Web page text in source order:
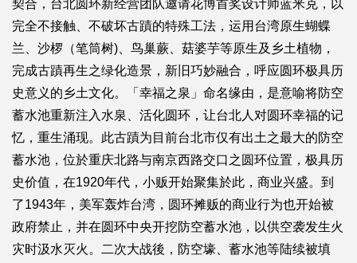
契合，台北圆环新经营团队邀请花博首奖设计师蓝米克，以
完全不接触、不破坏古蹟的特殊工法，运用台湾原生蝴蝶
兰、沙椤（笔筒树)、鸟巢蕨、菇婆芋等原生及乡土植物，
完成古蹟再生之绿化造景，新旧巧妙融合，呼应圆环极具历
史意义的乡土文化。「幸福之泉」命名缘由，是意喻将防空
蓄水池重新注入水泉、活化圆环，让台北人对圆环幸福的记
忆，重生涌现。此古蹟为目前台北市仅有出土之最大的防空
蓄水池，位於重庆北路与南京西路交口之圆环位置，极具历
史价值，在1920年代，小贩开始聚集於此，商业兴盛。到
了1943年，美军轰炸台湾，圆环摊贩的商业行为也开始被
政府禁止，并在圆环中央开挖防空蓄水池，以供空袭发生火
灾时汲水灭火。二次大战後，防空壕、蓄水池等陆续被填